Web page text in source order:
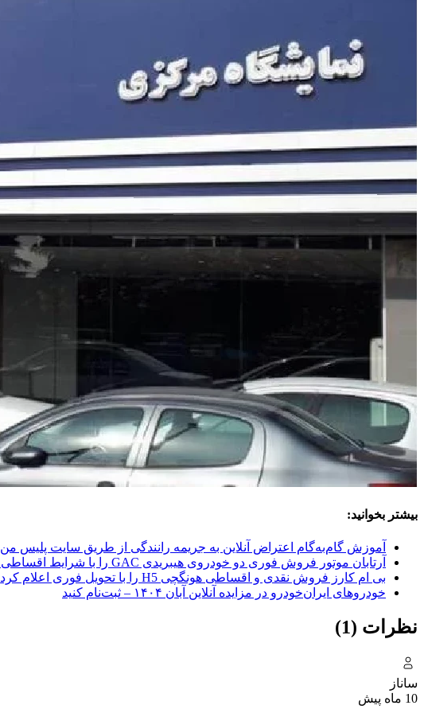
بیشتر بخوانید:
آموزش گام‌به‌گام اعتراض آنلاین به جریمه رانندگی از طریق سایت پلیس من
آرتابان موتور فروش فوری دو خودروی هیبریدی GAC را با شرایط اقساطی و تحویل ۳۰ روزه اعلام کرد
بی ام کارز فروش نقدی و اقساطی هونگچی H5 را با تحویل فوری اعلام کرد
خودروهای ایران‌خودرو در مزایده آنلاین آبان ۱۴۰۴ – ثبت‌نام کنید
نظرات (1)
ساناز
10 ماه پیش